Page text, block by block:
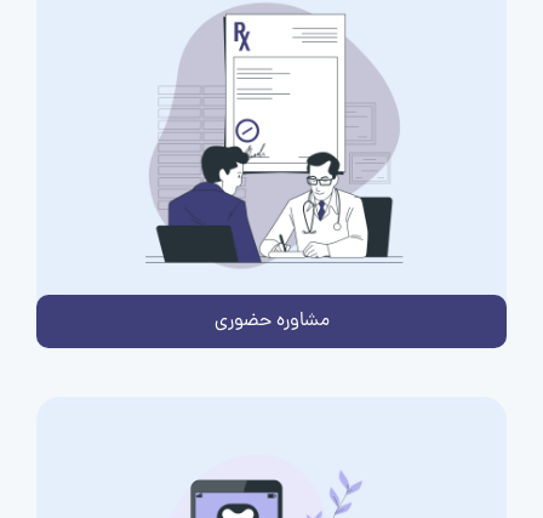
مشاوره حضوری